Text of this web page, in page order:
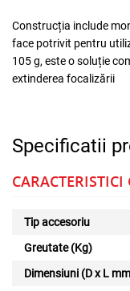
Construcția include
face potrivit pentru
105 g, este o soluție
extinderea focalizării
Specificatii
CARACTERISTICI
Tip accesoriu
Greutate (Kg)
Dimensiuni (D x L